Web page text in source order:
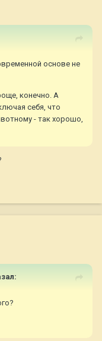
основе не
конечно. А
себя, что
- так хорошо,